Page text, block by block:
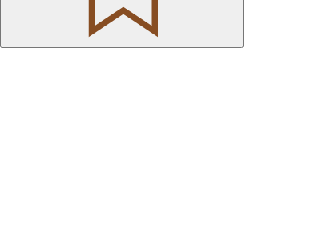
Fußbereich